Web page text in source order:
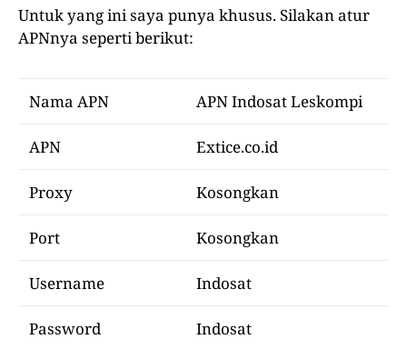
Untuk yang ini saya punya khusus. Silakan atur
APNnya seperti berikut:
Nama APN APN Indosat Leskompi
APN Extice.co.id
Proxy Kosongkan
Port Kosongkan
Username Indosat
Password Indosat